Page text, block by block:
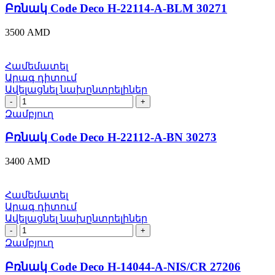
H-
22114-
BLM
quantity
Բռնակ Code Deco H-22114-A-BLM 30271
3500 AMD
Համեմատել
Արագ դիտում
Ավելացնել նախընտրելիներ
Բռնակ
Code
Deco
H-
22112-
A-
BN
quantity
Զամբյուղ
Բռնակ Code Deco H-22112-A-BN 30273
3400 AMD
Համեմատել
Արագ դիտում
Ավելացնել նախընտրելիներ
Բռնակ
Code
Deco
H-
Զամբյուղ
Բռնակ Code Deco H-14044-A-NIS/CR 27206